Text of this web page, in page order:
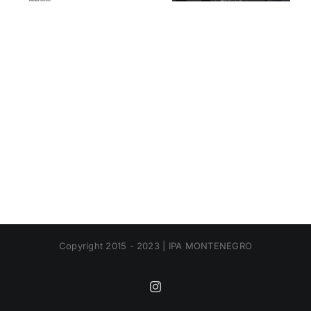
Copyright 2015 - 2023 | IPA MONTENEGRO
Instagram